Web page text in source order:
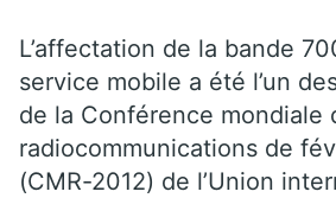
L’affectation de la bande
service mobile a été l’un
de la Conférence mondiale
radiocommunications de
(CMR-2012) de l’Union